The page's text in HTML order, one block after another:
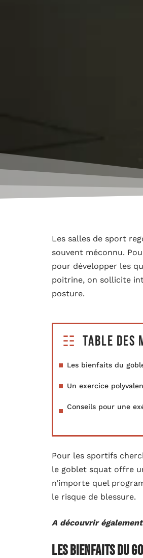
Les salles de sport
souvent méconnu.
pour développer les
poitrine, on sollicite
posture.
Table des
Les bienfaits du
Un exercice
Conseils pour une
Pour les sportifs
le goblet squat offre
n’importe quel
le risque de blessure.
A découvrir
Les bienfaits du